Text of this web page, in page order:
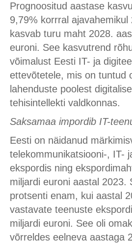
Prognoositud aastase
9,79% korrral ajavahemikul
kasvab turu maht 2028.
euroni. See kasvutrend
võimalust Eesti IT- ja
ettevõtetele, mis on tuntud
lahenduste poolest
tehisintellekti valdkonnas.
Saksamaa impordib IT-
Eesti on näidanud
telekommunikatsiooni-, IT-
ekspordis ning
miljardi euroni aastal 2023.
protsenti enam, kui aastal
vastavate teenuste
miljardi euroni. See oli
võrreldes eelneva aastaga